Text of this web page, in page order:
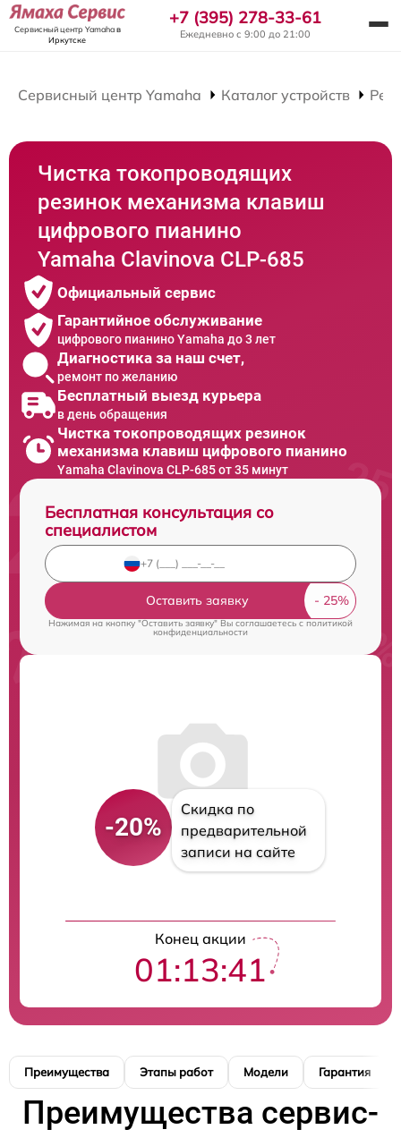
Сервисный центр Yamahaв
Иркутске
+7 (395) 278-33-61
Ежедневно с 9:00 до 21:00
Сервисный центр Yamaha Каталог устройств
Чистка токопроводящих
резинок механизма клавиш
цифрового пианино
Yamaha Clavinova CLP-685
Официальный сервис
Гарантийное обслуживание
цифрового пианино Yamaha до 3 лет
Диагностика за наш счет,
ремонт по желанию
Бесплатный выезд курьера
в день обращения
Чистка токопроводящих резинок
механизма клавиш цифрового пианино
Yamaha Clavinova CLP-685 от 35 минут
Бесплатная консультация со
специалистом
Оставить заявку
Нажимая на кнопку "Оставить заявку" Вы соглашаетесь cполитикой
конфиденциальности
-20%
Скидка по
предварительной
записи на сайте
Конец акции
01:13:40
Преимущества Этапы работ Модели Гарантия
Преимущества сервис-